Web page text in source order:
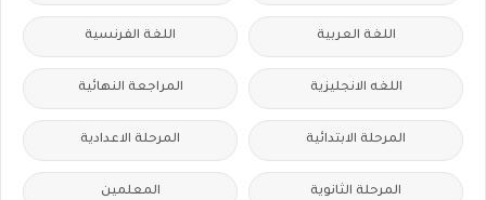
اللغة العربية اللغة الفرنسية
اللغه الانجليزية المراجعة النهائية
المرحلة الابتدائية المرحلة الاعدادية
المرحلة الثانوية المعلمين